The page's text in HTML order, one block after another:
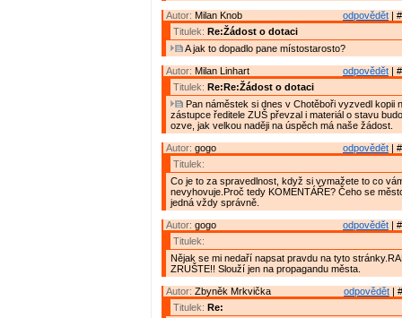
odpovědět |
Autor: Milan Knob
Titulek: Re:Žádost o dotaci
A jak to dopadlo pane místostarosto?
odpovědět |
Autor: Milan Linhart
Titulek: Re:Re:Žádost o dotaci
Pan náměstek si dnes v Chotěboři vyzvedl kopii
zástupce ředitele ZUŠ převzal i materiál o stavu
ozve, jak velkou naději na úspěch má naše žádost.
odpovědět |
Autor: gogo
Titulek:
Co je to za spravedlnost, když si vymažete to co
nevyhovuje.Proč tedy KOMENTÁŘE? Čeho se
jedná vždy správně.
odpovědět |
Autor: gogo
Titulek:
Nějak se mi nedaří napsat pravdu na tyto
ZRUŠTE!! Slouží jen na propagandu města.
odpovědět |
Autor: Zbyněk Mrkvička
Titulek: Re: